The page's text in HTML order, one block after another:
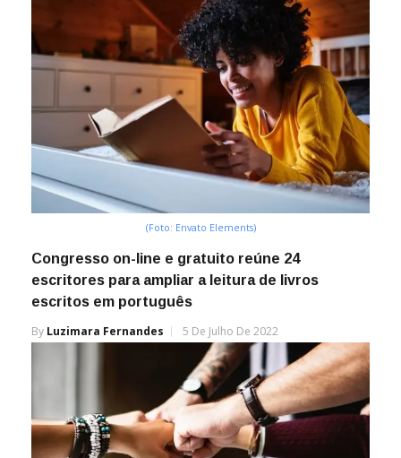
(Foto: Envato Elements)
Congresso on-line e gratuito reúne 24
escritores para ampliar a leitura de livros
escritos em português
By Luzimara Fernandes 5 De Julho De 2022